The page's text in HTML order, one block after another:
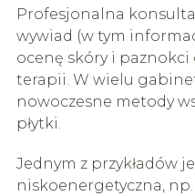
Profesjonalna
wywiad (w tym
ocenę skóry i
terapii. W wielu
nowoczesne metody
płytki.
Jednym z przykładów
niskoenergetyczna, np.